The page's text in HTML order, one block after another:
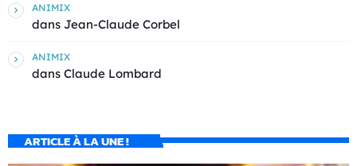
ANIMIX
dans Jean-Claude Corbel
ANIMIX
dans Claude Lombard
ARTICLE À LA UNE !